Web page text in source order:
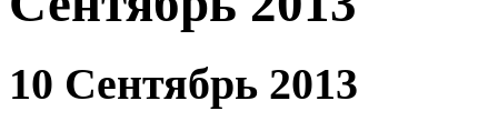
10 Сентябрь 2013